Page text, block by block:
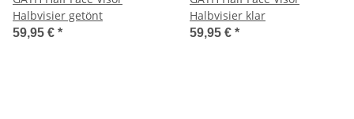
Halbvisier getönt
59,95 € *
Halbvisier klar
59,95 € *